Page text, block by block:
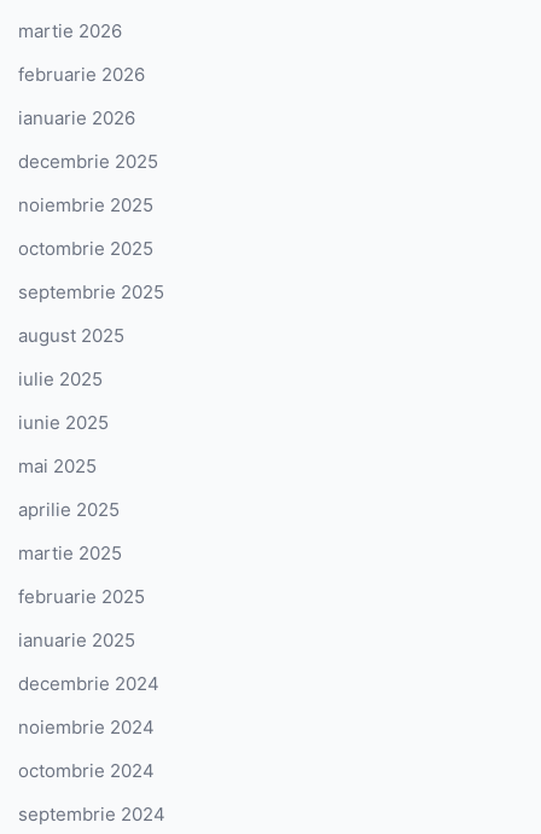
martie 2026
februarie 2026
ianuarie 2026
decembrie 2025
noiembrie 2025
octombrie 2025
septembrie 2025
august 2025
iulie 2025
iunie 2025
mai 2025
aprilie 2025
martie 2025
februarie 2025
ianuarie 2025
decembrie 2024
noiembrie 2024
octombrie 2024
septembrie 2024